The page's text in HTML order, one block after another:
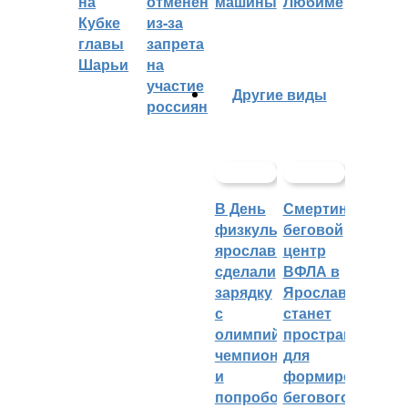
Кубке
главы
Шарьи
из-за
запрета
на
участие
россиян
Другие виды
В День
физкультурника
ярославцы
сделали
зарядку
с
олимпийским
чемпионом
и
попробовали
Смертин:
беговой
центр
ВФЛА в
Ярославле
станет
пространством
для
формирования
бегового